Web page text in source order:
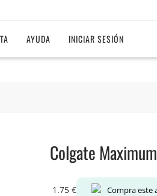
AYUDA INICIAR SESIÓN
Colgate
1.75 € Compra este